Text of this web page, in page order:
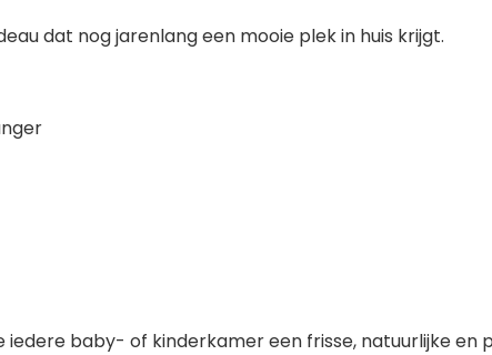
dat nog jarenlang een mooie plek in huis krijgt.
baby- of kinderkamer een frisse, natuurlijke en